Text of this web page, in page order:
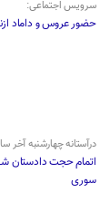
سرویس اجتماعی:
حضور عروس و داماد
درآستانه چهارشنبه آخر
اتمام حجت دادستان
‌سوری